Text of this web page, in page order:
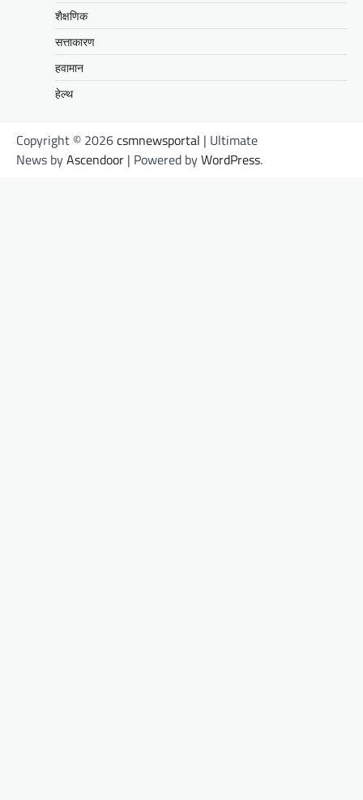
शैक्षणिक
सत्ताकारण
हवामान
हेल्थ
Copyright © 2026csmnewsportal | Ultimate
News byAscendoor | Powered byWordPress.